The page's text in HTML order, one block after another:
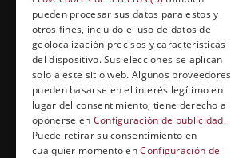
Cuídate con Grupo Esneca
Entrevistas profesionales
EL RINCÓN DEL ALUMNO
Conócenos
pueden procesar sus datos para estos y
otros fines, incluido el uso de datos de
geolocalización precisos y características
del dispositivo. Sus elecciones se aplican
solo a este sitio web. Algunos proveedores
pueden basarse en el interés legítimo en
lugar del consentimiento; tiene derecho a
oponerse en Configuración de publicidad.
Puede retirar su consentimiento en
cualquier momento enConfiguración de